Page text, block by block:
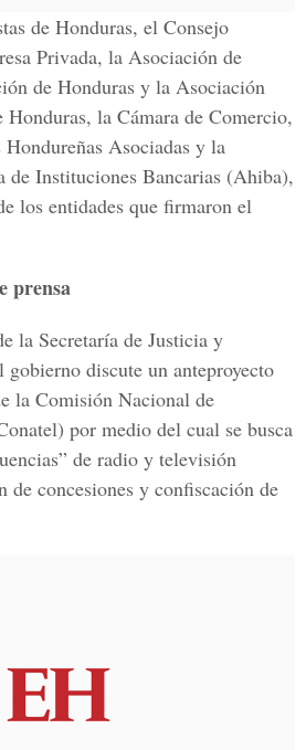
de Honduras, el Consejo
Privada, la Asociación de
de Honduras y la Asociación
la Cámara de Comercio,
Asociadas y la
de Instituciones Bancarias (Ahiba),
los entidades que firmaron el
prensa
la Secretaría de Justicia y
gobierno discute un anteproyecto
la Comisión Nacional de
por medio del cual se busca
de radio y televisión
de concesiones y confiscación de